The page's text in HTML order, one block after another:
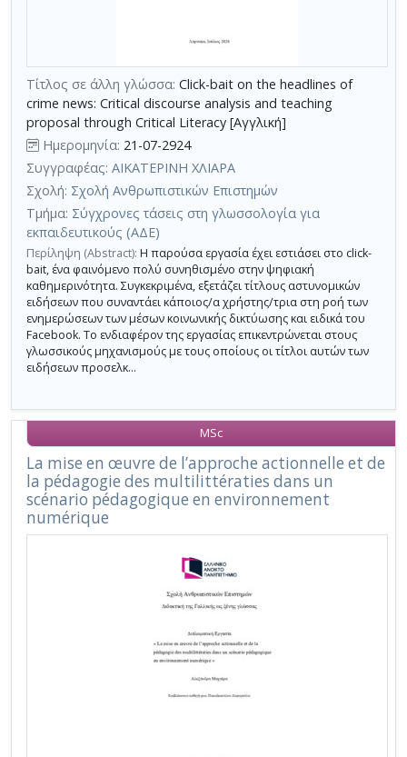
Τίτλος σε άλλη γλώσσα: Click-bait on the headlines of
crime news: Critical discourse analysis and teaching
proposal through Critical Literacy [Αγγλική]
Ημερομηνία: 21-07-2924
Συγγραφέας: ΑΙΚΑΤΕΡΙΝΗ ΧΛΙΑΡΑ
Σχολή: Σχολή Ανθρωπιστικών Επιστημών
Τμήμα: Σύγχρονες τάσεις στη γλωσσολογία για
εκπαιδευτικούς (ΑΔΕ)
Περίληψη (Abstract): Η παρούσα εργασία έχει εστιάσει στο click-
bait, ένα φαινόμενο πολύ συνηθισμένο στην ψηφιακή
καθημερινότητα. Συγκεκριμένα, εξετάζει τίτλους αστυνομικών
ειδήσεων που συναντάει κάποιος/α χρήστης/τρια στη ροή των
ενημερώσεων των μέσων κοινωνικής δικτύωσης και ειδικά του
Facebook. Το ενδιαφέρον της εργασίας επικεντρώνεται στους
γλωσσικούς μηχανισμούς με τους οποίους οι τίτλοι αυτών των
ειδήσεων προσελκ...
La mise en œuvre de l’approche actionnelle et de
la pédagogie des multilittératies dans un
scénario pédagogique en environnement
numérique
MSc